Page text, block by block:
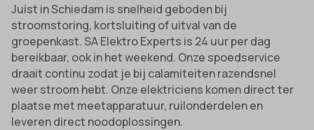
Juist in Schiedam is snelheid geboden bij
stroomstoring, kortsluiting of uitval van de
groepenkast. SA Elektro Experts is 24 uur per dag
bereikbaar, ook in het weekend. Onze spoedservice
draait continu zodat je bij calamiteiten razendsnel
weer stroom hebt. Onze elektriciens komen direct ter
plaatse met meetapparatuur, ruilonderdelen en
leveren direct noodoplossingen.